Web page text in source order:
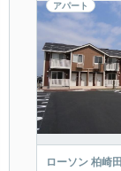
アパート
ローソン 柏崎